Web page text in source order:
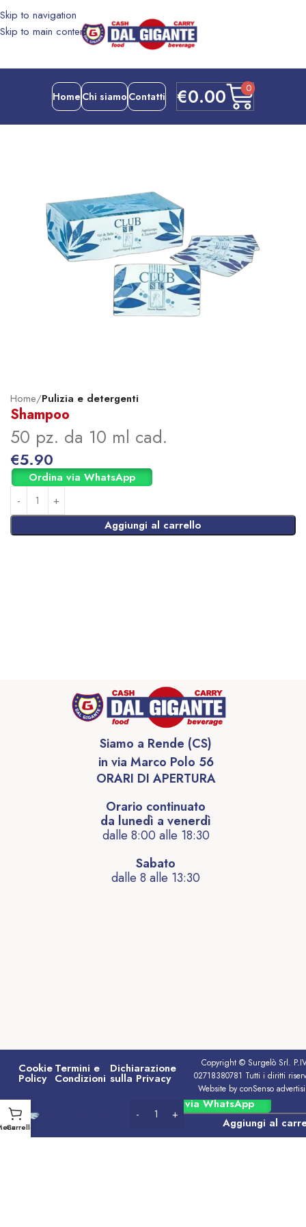
Skip to navigation
Skip to main content
€0.00 0
Home Chi siamo Contatti
Home Pulizia e detergenti
Shampoo
50 pz. da 10 ml cad.
€5.90
Aggiungi al carrello
Ordina via WhatsApp
Siamo a Rende (CS)
in via Marco Polo 56
ORARI DI APERTURA
Orario continuato
da lunedì a venerdì
dalle 8:00 alle 18:30
Sabato
dalle 8 alle 13:30
Cookie
Policy
Termini e
Condizioni
Dichiarazione
sulla Privacy
Copyright © Surgelò Srl.
02718380781 Tutti i diritti
Website by conSenso
Aggiungi al
Ordina via WhatsApp
Carrello